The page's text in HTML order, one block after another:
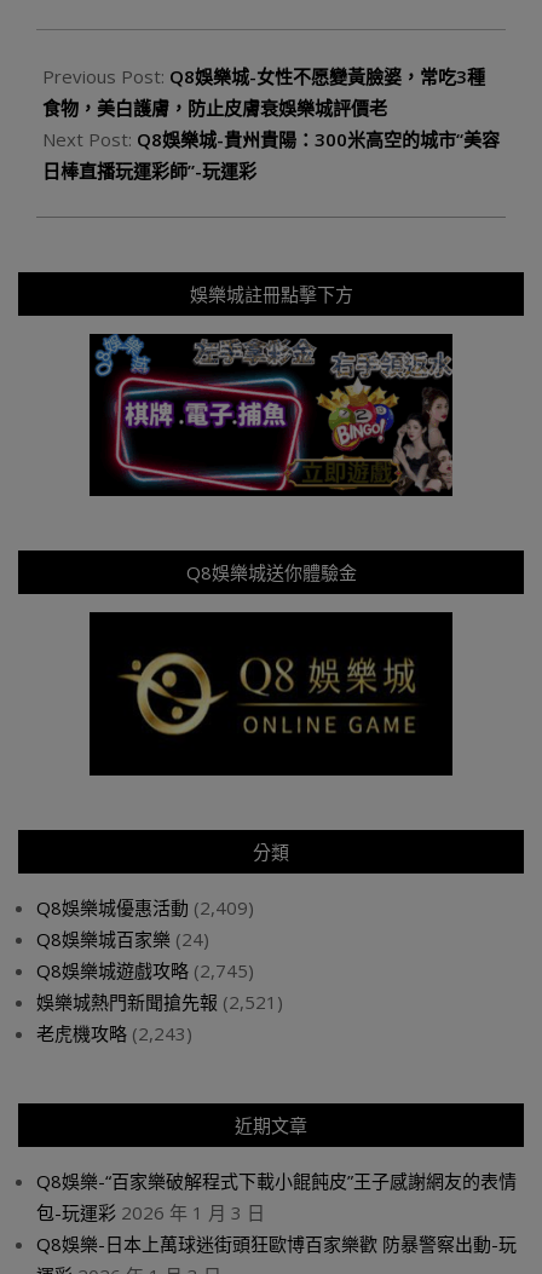
Previous Post: Q8娛樂城-女性不愿變黃臉婆，常吃3種
食物，美白護膚，防止皮膚衰娛樂城評價老
Next Post: Q8娛樂城-貴州貴陽：300米高空的城市“美容
日棒直播玩運彩師”-玩運彩
娛樂城註冊點擊下方
Q8娛樂城送你體驗金
分類
Q8娛樂城優惠活動 (2,409)
Q8娛樂城百家樂 (24)
Q8娛樂城遊戲攻略 (2,745)
娛樂城熱門新聞搶先報 (2,521)
老虎機攻略 (2,243)
近期文章
Q8娛樂-“百家樂破解程式下載小餛飩皮”王子感謝網友的表情
包-玩運彩 2026 年 1 月 3 日
Q8娛樂-日本上萬球迷街頭狂歐博百家樂歡 防暴警察出動-玩